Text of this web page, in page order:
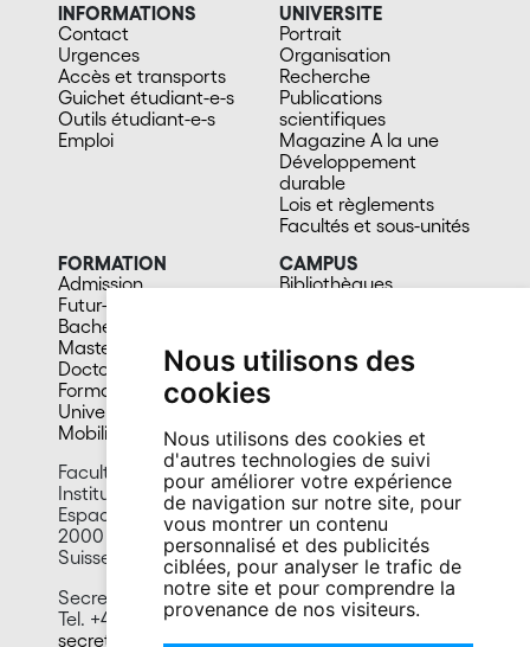
Nous utilisons des
cookies
Nous utilisons des cookies et
d'autres technologies de suivi
pour améliorer votre expérience
de navigation sur notre site, pour
vous montrer un contenu
personnalisé et des publicités
ciblées, pour analyser le trafic de
notre site et pour comprendre la
provenance de nos visiteurs.
INFORMATIONS
Contact
Urgences
Accès et transports
Guichet étudiant-e-s
Outils étudiant-e-s
Emploi
UNIVERSITE
Portrait
Organisation
Recherche
Publications
scientifiques
Magazine A la une
Développement
durable
Lois et règlements
Facultés et sous-unités
FORMATION
Admission
Futur-e étudiant-e
Bachelors
Masters
Doctorat
Formation continue
Université du 3e âge
Mobilité
CAMPUS
Bibliothèques
Santé
Cafétérias
Facultad de letras y ciencias humanas
Instituto de lenguas y literaturas hispánicas
Espace Tilo-Frey 1
2000 Neuchâtel
Suisse
Secretaría :
Tel. +41 32 718 18 03
secretariat.illh@unine.ch